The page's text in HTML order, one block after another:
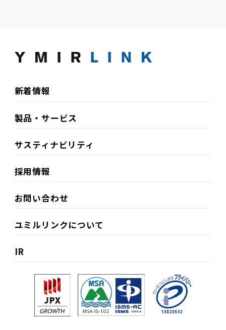
新着情報
製品・サービス
サスティナビリティ​
採用情報
お問い合わせ
ユミルリンクについて
IR